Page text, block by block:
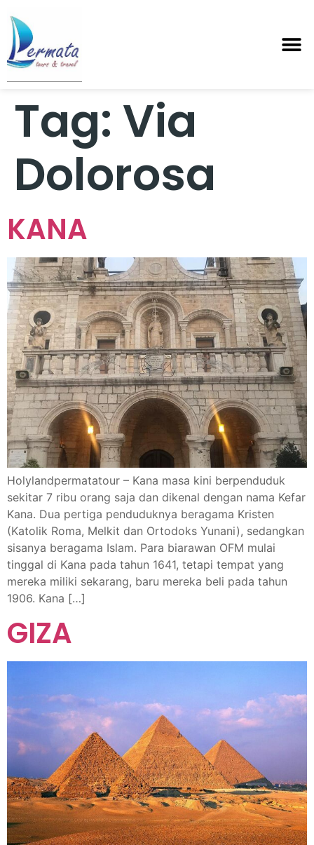
Tag: Via
Dolorosa
KANA
Holylandpermatatour – Kana masa kini berpenduduk
sekitar 7 ribu orang saja dan dikenal dengan nama Kefar
Kana. Dua pertiga penduduknya beragama Kristen
(Katolik Roma, Melkit dan Ortodoks Yunani), sedangkan
sisanya beragama Islam. Para biarawan OFM mulai
tinggal di Kana pada tahun 1641, tetapi tempat yang
mereka miliki sekarang, baru mereka beli pada tahun
1906. Kana […]
GIZA